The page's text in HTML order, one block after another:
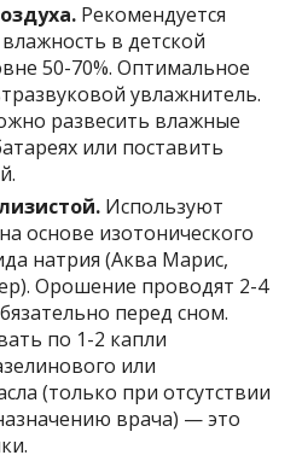
Рекомендуется
в детской
50-70%. Оптимальное
увлажнитель.
развесить влажные
или поставить
Используют
основе изотонического
натрия (Аква Марис,
Орошение проводят 2-4
перед сном.
по 1-2 капли
или
(только при отсутствии
врача) — это